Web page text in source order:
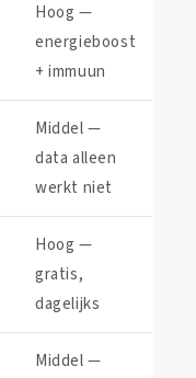
Hoog —
energieboost
+ immuun
Middel —
data alleen
werkt niet
Hoog —
gratis,
dagelijks
Middel —